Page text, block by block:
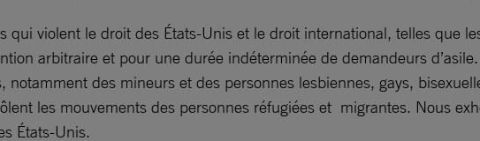
qui violent le droit des États-Unis et le droit international, telles que
arbitraire et pour une durée indéterminée de demandeurs
des mineurs et des personnes lesbiennes, gays,
les mouvements des personnes réfugiées et migrantes. Nous
États-Unis.